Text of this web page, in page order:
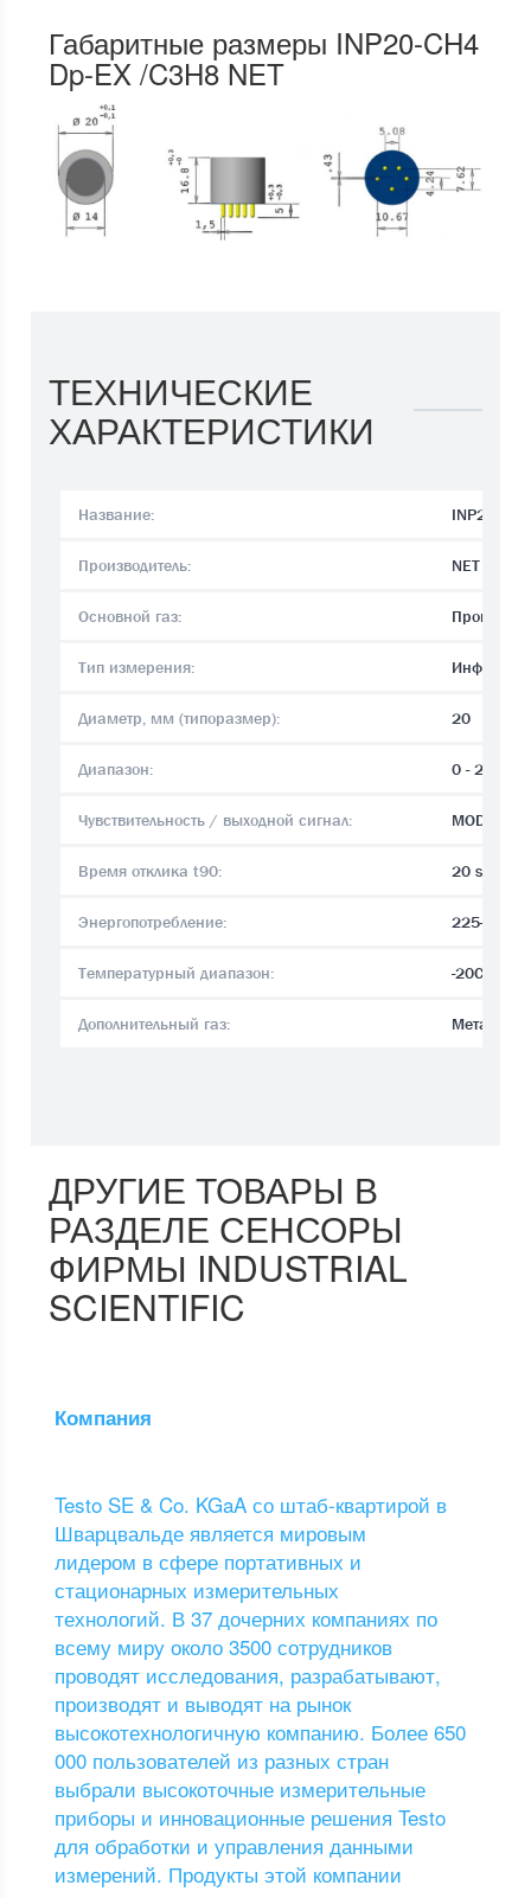
Габаритные размеры INP20-CH4
Dp-EX /C3H8 NET
ТЕХНИЧЕСКИЕ
ХАРАКТЕРИСТИКИ
Название: INP20-
Производитель: NET
Основной газ: Пропан
Тип измерения:
Диаметр, мм (типоразмер): 20
Диапазон: 0 - 2.1 %
Чувствительность / выходной сигнал: MODBUS
Время отклика t90: 20 sec.
Энергопотребление: 225-470
Температурный диапазон: -
Дополнительный газ: Метан
ДРУГИЕ ТОВАРЫ В
РАЗДЕЛЕ СЕНСОРЫ
ФИРМЫ INDUSTRIAL
SCIENTIFIC
Компания
Testo SE & Co. KGaA со штаб-квартирой в
Шварцвальде является мировым
лидером в сфере портативных и
стационарных измерительных
технологий. В 37 дочерних компаниях по
всему миру около 3500 сотрудников
проводят исследования, разрабатывают,
производят и выводят на рынок
высокотехнологичную компанию. Более 650
000 пользователей из разных стран
выбрали высокоточные измерительные
приборы и инновационные решения Testo
для обработки и управления данными
измерений. Продукты этой компании